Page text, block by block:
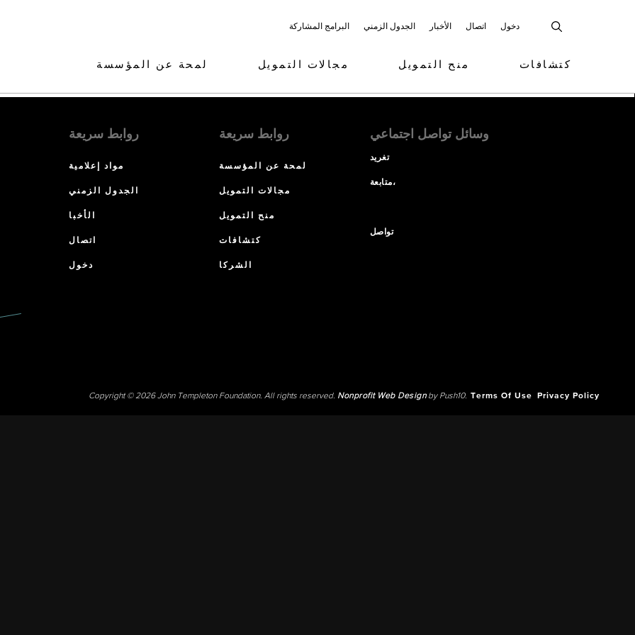
البرامج المشاركة الجدول الزمني الأخبار اتصال دخول
لمحة عن المؤسسة مجالات التمويل منح التمويل كتشافات
روابط سريعة
مواد إعلامية
الجدول الزمني
الأخبا
اتصال
دخول
روابط سريعة
لمحة عن المؤسسة
مجالات التمويل
منح التمويل
كتشافات
الشركا
وسائل تواصل اجتماعي
تغريد
متابعة،
تواصل
Copyright © 2026 John Templeton Foundation. All rights reserved. Nonprofit Web Designby Push10. Terms Of Use Privacy Policy